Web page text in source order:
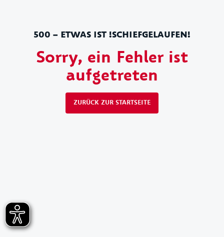
500 – ETWAS IST !SCHIEFGELAUFEN!
Sorry, ein Fehler ist
aufgetreten
ZURÜCK ZUR STARTSEITE